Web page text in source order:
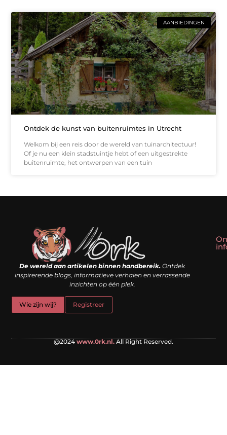
AANBIEDINGEN
Ontdek de kunst van buitenruimtes in Utrecht
Welkom bij een reis door de wereld van tuinarchitectuur!
Of je nu een klein stadstuintje hebt of een uitgestrekte
buitenruimte, het ontwerpen van een tuin
De wereld aan artikelen binnen handbereik. Ontdek
inspirerende blogs, informatieve verhalen en verrassende
inzichten op één plek.
Wie zijn wij? Registreer
@2024 www.0rk.nl. All Right Reserved.